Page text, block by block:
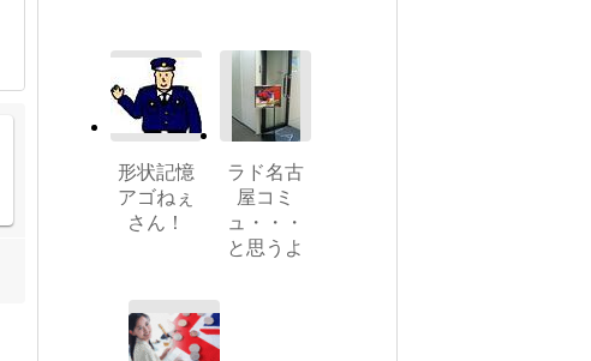
形状記憶
アゴねぇ
さん！
ラド名古
屋コミ
ュ・・・
と思うよ